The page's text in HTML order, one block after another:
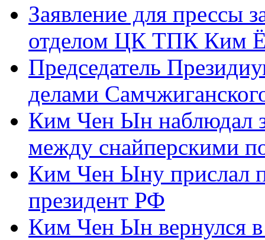
Заявление для прессы
отделом ЦК ТПК Ким
Председатель
делами
Ким Чен Ын наблюдал
между снайперскими
Ким Чен Ыну прислал
президент РФ
Ким Чен Ын вернулся